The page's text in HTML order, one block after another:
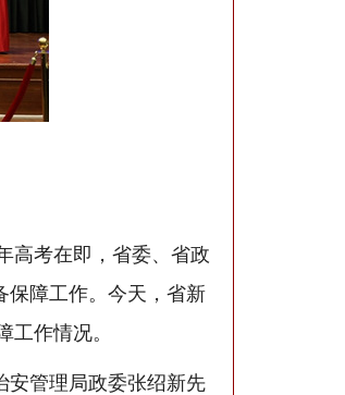
高考在即，省委、省政
保障工作。今天，省新
作情况。
管理局政委张绍新先